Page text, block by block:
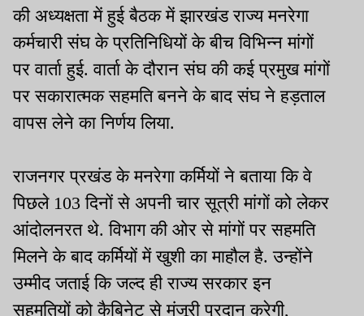
की अध्यक्षता में हुई बैठक में झारखंड राज्य मनरेगा
कर्मचारी संघ के प्रतिनिधियों के बीच विभिन्न मांगों
पर वार्ता हुई. वार्ता के दौरान संघ की कई प्रमुख मांगों
पर सकारात्मक सहमति बनने के बाद संघ ने हड़ताल
वापस लेने का निर्णय लिया.
राजनगर प्रखंड के मनरेगा कर्मियों ने बताया कि वे
पिछले 103 दिनों से अपनी चार सूत्री मांगों को लेकर
आंदोलनरत थे. विभाग की ओर से मांगों पर सहमति
मिलने के बाद कर्मियों में खुशी का माहौल है. उन्होंने
उम्मीद जताई कि जल्द ही राज्य सरकार इन
सहमतियों को कैबिनेट से मंजूरी प्रदान करेगी,